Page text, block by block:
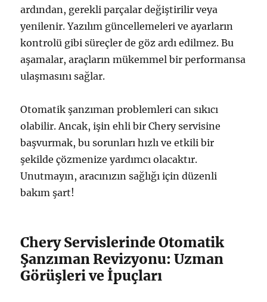
ardından, gerekli parçalar değiştirilir veya
yenilenir. Yazılım güncellemeleri ve ayarların
kontrolü gibi süreçler de göz ardı edilmez. Bu
aşamalar, araçların mükemmel bir performansa
ulaşmasını sağlar.
Otomatik şanzıman problemleri can sıkıcı
olabilir. Ancak, işin ehli bir Chery servisine
başvurmak, bu sorunları hızlı ve etkili bir
şekilde çözmenize yardımcı olacaktır.
Unutmayın, aracınızın sağlığı için düzenli
bakım şart!
Chery Servislerinde Otomatik
Şanzıman Revizyonu: Uzman
Görüşleri ve İpuçları